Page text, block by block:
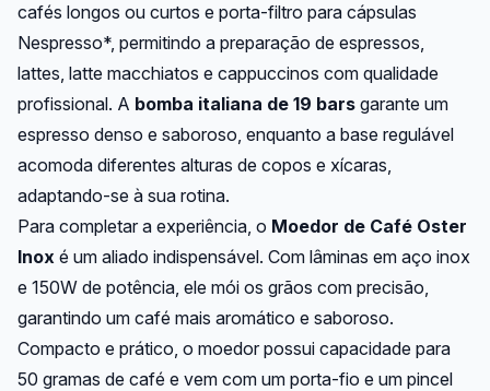
cafés longos ou curtos e porta-filtro para cápsulas
Nespresso*, permitindo a preparação de espressos,
lattes, latte macchiatos e cappuccinos com qualidade
profissional. A bomba italiana de 19 bars garante um
espresso denso e saboroso, enquanto a base regulável
acomoda diferentes alturas de copos e xícaras,
adaptando-se à sua rotina.
Para completar a experiência, o Moedor de Café Oster
Inox é um aliado indispensável. Com lâminas em aço inox
e 150W de potência, ele mói os grãos com precisão,
garantindo um café mais aromático e saboroso.
Compacto e prático, o moedor possui capacidade para
50 gramas de café e vem com um porta-fio e um pincel